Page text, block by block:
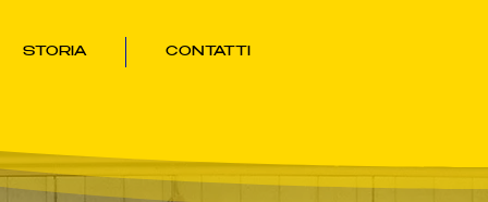
STORIA CONTATTI